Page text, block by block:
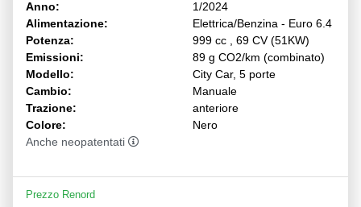
Anno:
1/2024
Alimentazione:
Elettrica/Benzina - Euro 6.4
Potenza:
999 cc , 69 CV (51KW)
Emissioni:
89 g CO2/km (combinato)
Modello:
City Car, 5 porte
Cambio:
Manuale
Trazione:
anteriore
Colore:
Nero
Anche neopatentati
Prezzo Renord